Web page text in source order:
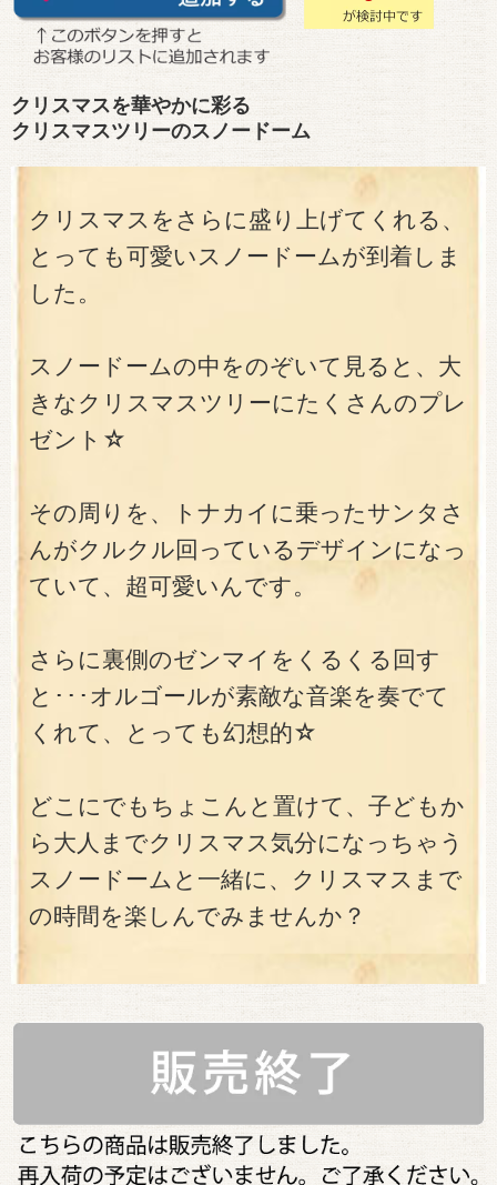
クリスマスを華やかに彩る
クリスマスツリーのスノードーム
クリスマスをさらに盛り上げてくれる、
とっても可愛いスノードームが到着しま
した。
スノードームの中をのぞいて見ると、大
きなクリスマスツリーにたくさんのプレ
ゼント☆
その周りを、トナカイに乗ったサンタさ
んがクルクル回っているデザインになっ
ていて、超可愛いんです。
さらに裏側のゼンマイをくるくる回す
と･･･オルゴールが素敵な音楽を奏でて
くれて、とっても幻想的☆
どこにでもちょこんと置けて、子どもか
ら大人までクリスマス気分になっちゃう
スノードームと一緒に、クリスマスまで
の時間を楽しんでみませんか？